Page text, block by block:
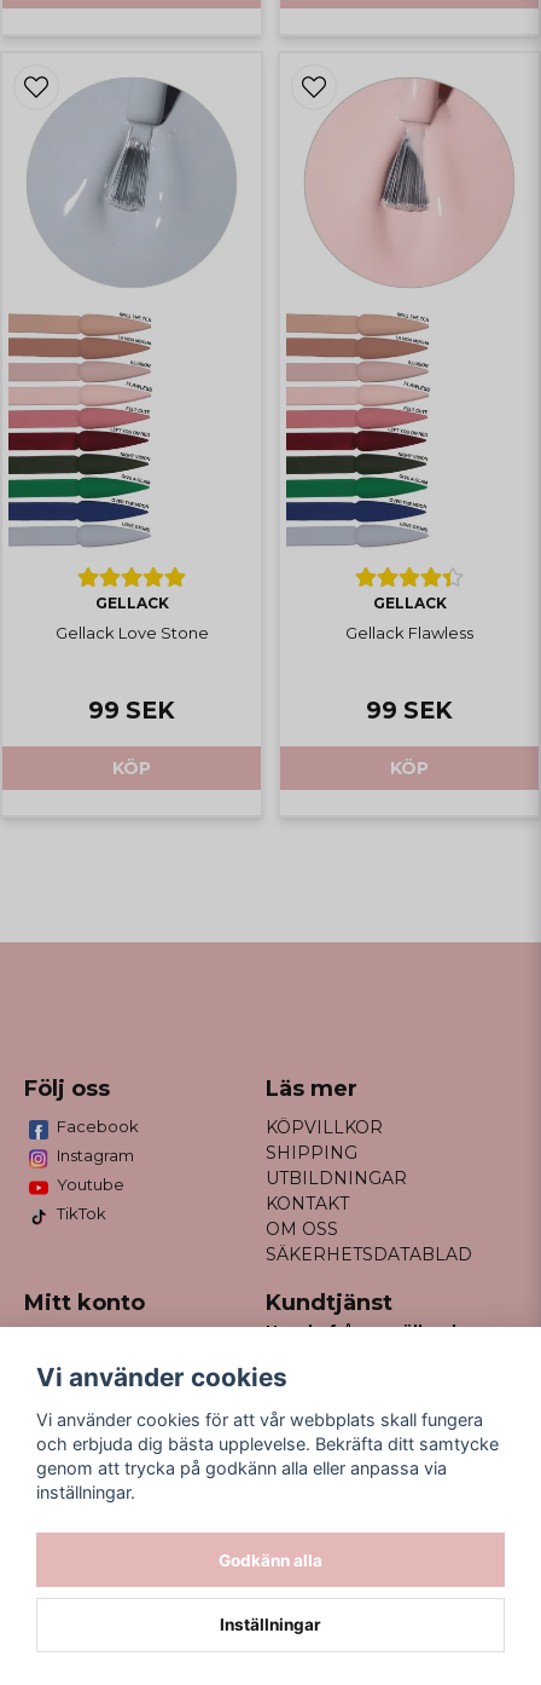
GELLACK
Gellack Love Stone
99 SEK
KÖP
GELLACK
Gellack Flawless
99 SEK
KÖP
Följ oss
Facebook
Instagram
Youtube
TikTok
Läs mer
KÖPVILLKOR
SHIPPING
UTBILDNINGAR
KONTAKT
OM OSS
SÄKERHETSDATABLAD
Mitt konto
Registrera dig
Glömt lösenord?
Kundtjänst
Har du frågor gällande
kontakt@missfancy.se
Vi använder cookies
Vi använder cookies för att vår webbplats skall fungera
och erbjuda dig bästa upplevelse. Bekräfta ditt samtycke
genom att trycka på godkänn alla eller anpassa via
inställningar.
Godkänn alla
Inställningar